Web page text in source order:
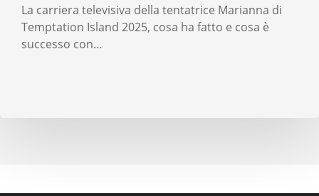
La carriera televisiva della tentatrice Marianna di
Temptation Island 2025, cosa ha fatto e cosa è
successo con…